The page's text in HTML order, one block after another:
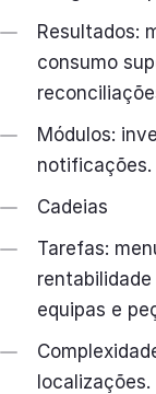
Resultados:
consumo
Módulos:
notificações.
Cadeias
Tarefas:
equipas e
localizações.